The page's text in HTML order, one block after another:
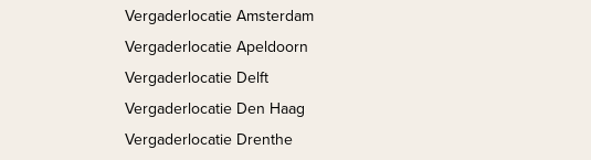
Vergaderlocatie Amsterdam
Vergaderlocatie Apeldoorn
Vergaderlocatie Delft
Vergaderlocatie Den Haag
Vergaderlocatie Drenthe